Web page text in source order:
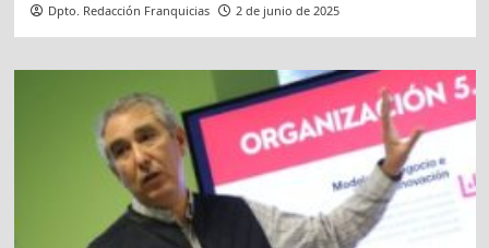
Dpto. Redacción Franquicias 2 de junio de 2025